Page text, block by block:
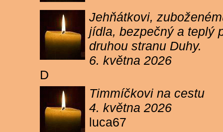
Jehňátkovi,
jídla, bezpečný a teplý
druhou stranu Duhy.
6. května 2026
D
Timmíčkovi na cestu
4. května 2026
luca67